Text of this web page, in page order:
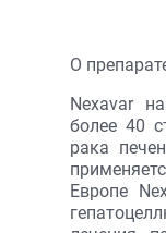
О
Nexavar
более 40
рака
Европе